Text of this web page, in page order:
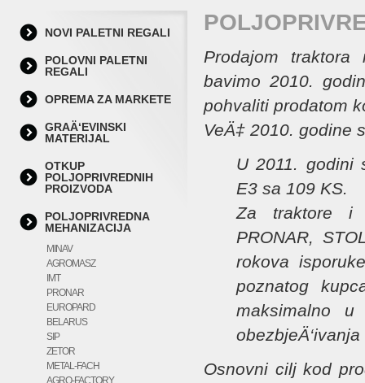
NOVI PALETNI REGALI
POLOVNI PALETNI
REGALI
OPREMA ZA MARKETE
GRAÄ‘EVINSKI
MATERIJAL
OTKUP
POLJOPRIVREDNIH
PROIZVODA
POLJOPRIVREDNA
MEHANIZACIJA
MINAV
AGROMASZ
IMT
PRONAR
EUROPARD
BELARUS
SIP
ZETOR
METAL-FACH
AGRO-FACTORY
Prodajom traktora
bavimo 2010.
pohvaliti prodatom
VeÄ‡ 2010. godine
U 2011. godini
E3 sa 109 KS.
Za traktore i
PRONAR,
rokova
poznatog
maksimalno
Osnovni cilj kod